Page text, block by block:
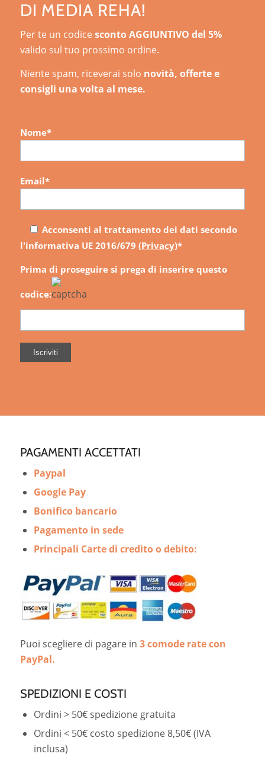
DI MEDIA REHA!
Per te un codice sconto AGGIUNTIVO del 5%
valido sul tuo prossimo ordine.
Niente spam, riceverai solo novità, offerte e
consigli una volta al mese.
Nome*
Email*
Acconsenti al trattamento dei dati secondo
l'informativa UE 2016/679 (Privacy)*
Prima di proseguire si prega di inserire questo
codice:
PAGAMENTI ACCETTATI
Paypal
Google Pay
Bonifico bancario
Pagamento in sede
Principali Carte di credito o debito:
Puoi scegliere di pagare in 3 comode rate con
PayPal.
SPEDIZIONI E COSTI
Ordini > 50€ spedizione gratuita
Ordini < 50€ costo spedizione 8,50€ (IVA
inclusa)